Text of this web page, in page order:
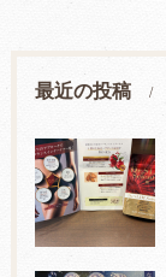
最近の投稿